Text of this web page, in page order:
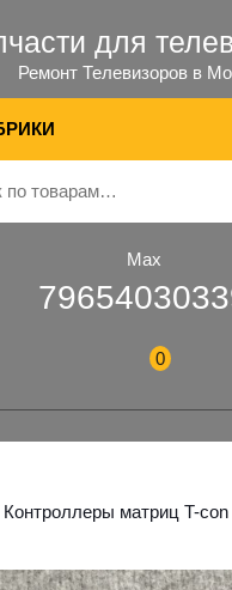
для
Ремонт Телевизоров в
Max
0
Контроллеры матриц T-con